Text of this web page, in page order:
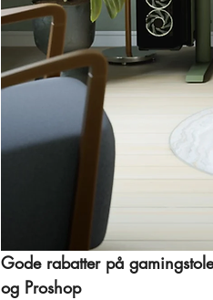
Gode rabatter på
og Proshop